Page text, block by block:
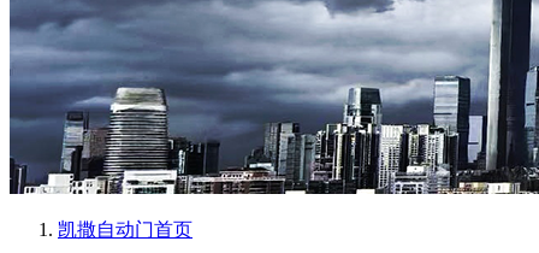
凯撒自动门首页